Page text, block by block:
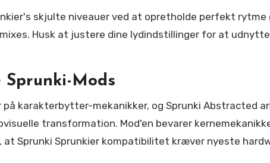
skjulte niveauer ved at opretholde perfekt
Husk at justere dine lydindstillinger for at
Mods
på karakterbytter-mekanikker, og Sprunki Abstracted
transformation. Mod'en bevarer
Sprunki Sprunkier kompatibilitet kræver nyeste